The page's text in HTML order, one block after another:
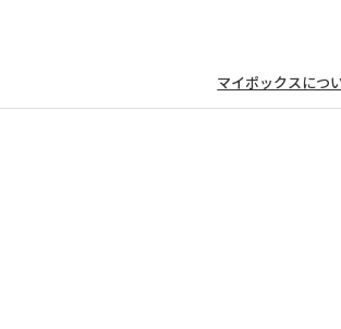
マイポックスにつ